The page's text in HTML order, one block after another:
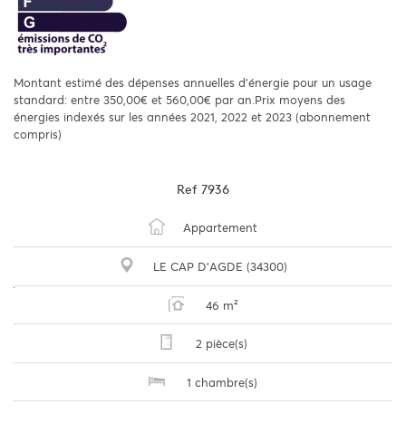
Montant estimé des dépenses annuelles d'énergie pour un usage
standard: entre 350,00€ et 560,00€ par an.Prix moyens des
énergies indexés sur les années 2021, 2022 et 2023 (abonnement
compris)
Ref 7936
Appartement
LE CAP D'AGDE (34300)
46 m²
2 pièce(s)
1 chambre(s)